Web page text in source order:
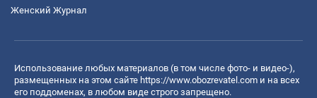
Женский Журнал
Использование любых материалов (в том числе фото- и видео-),
размещенных на этом сайте https://www.obozrevatel.com и на всех
его поддоменах, в любом виде строго запрещено.